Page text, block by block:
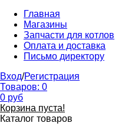
Главная
Магазины
Запчасти для котлов
Оплата и доставка
Письмо директору
Вход/Регистрация
Товаров: 0
0 руб
Корзина пуста!
Каталог товаров